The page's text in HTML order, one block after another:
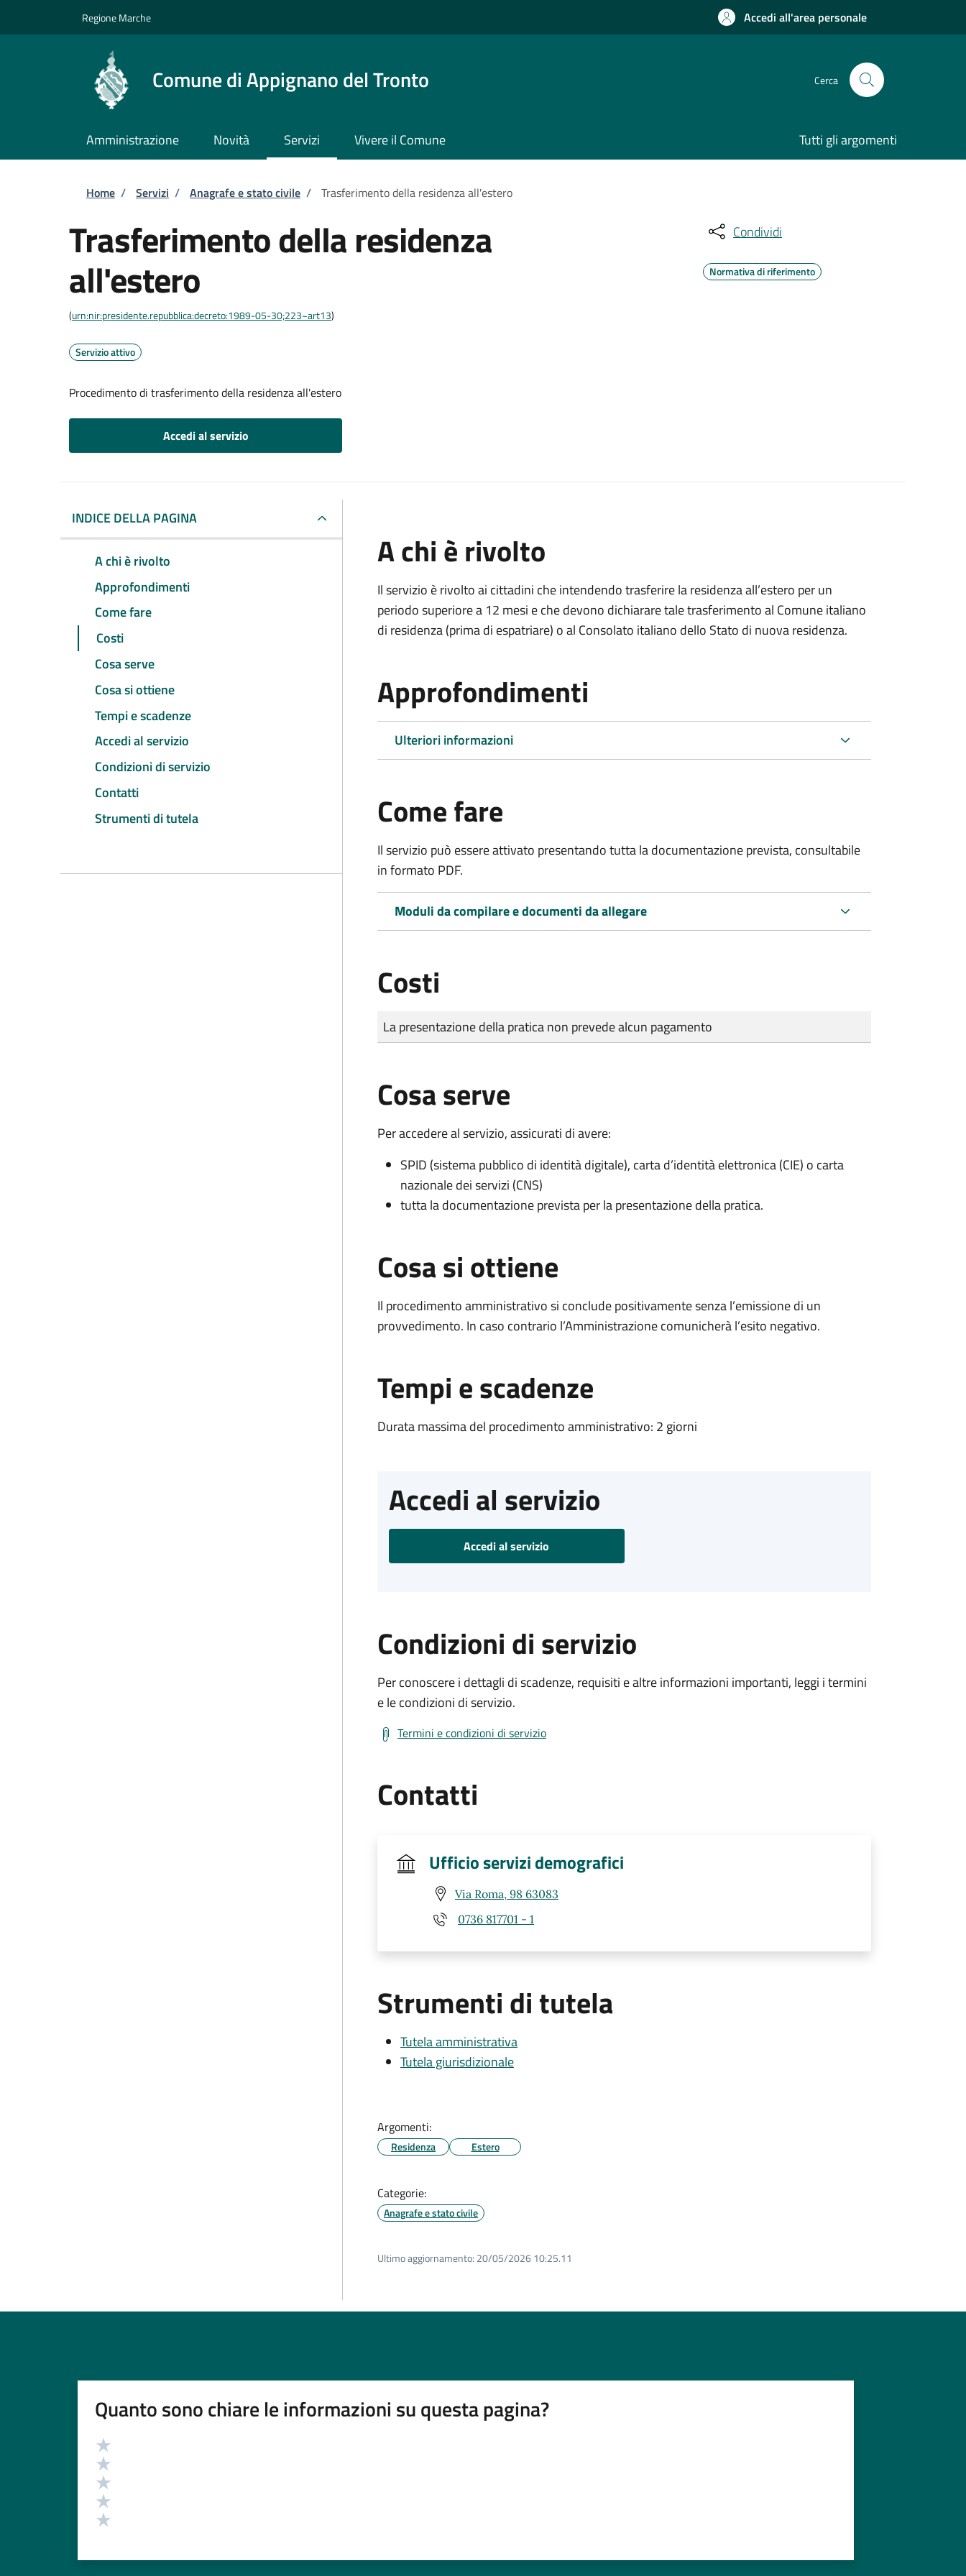
Regione Marche Accedi all'area personale
Comune di Appignano del Tronto Cerca
Amministrazione Novità Servizi Vivere il Comune Tutti gli argomenti
Briciole di pane
Home / Servizi / Anagrafe e stato civile / Trasferimento della residenza all'estero
Trasferimento della residenza
all'estero
(urn:nir:presidente.repubblica:decreto:1989-05-30;223~art13)
Servizio attivo
Procedimento di trasferimento della residenza all'estero
Accedi al servizio
Condividi
Normativa di riferimento
INDICE DELLA PAGINA
A chi è rivolto
Approfondimenti
Come fare
Costi
Cosa serve
Cosa si ottiene
Tempi e scadenze
Accedi al servizio
Condizioni di servizio
Contatti
Strumenti di tutela
A chi è rivolto
Il servizio è rivolto ai cittadini che intendendo trasferire la residenza all’estero per un
periodo superiore a 12 mesi e che devono dichiarare tale trasferimento al Comune italiano
di residenza (prima di espatriare) o al Consolato italiano dello Stato di nuova residenza.
Approfondimenti
Ulteriori informazioni
Come fare
Il servizio può essere attivato presentando tutta la documentazione prevista, consultabile
in formato PDF.
Moduli da compilare e documenti da allegare
Costi
Tipo di pagamento
Importo
La presentazione della pratica non prevede alcun pagamento
Cosa serve
Per accedere al servizio, assicurati di avere:
SPID (sistema pubblico di identità digitale), carta d’identità elettronica (CIE) o carta
nazionale dei servizi (CNS)
tutta la documentazione prevista per la presentazione della pratica.
Cosa si ottiene
Il procedimento amministrativo si conclude positivamente senza l’emissione di un
provvedimento. In caso contrario l’Amministrazione comunicherà l’esito negativo.
Tempi e scadenze
Durata massima del procedimento amministrativo: 2 giorni
Accedi al servizio
Accedi al servizio
Condizioni di servizio
Per conoscere i dettagli di scadenze, requisiti e altre informazioni importanti, leggi i termini
e le condizioni di servizio.
Termini e condizioni di servizio
Contatti
Ufficio servizi demografici
Via Roma, 98 63083
0736 817701 - 1
Strumenti di tutela
Tutela amministrativa
Tutela giurisdizionale
Argomenti:
Residenza Estero
Categorie:
Anagrafe e stato civile
Ultimo aggiornamento: 20/05/2026 10:25.11
Quanto sono chiare le informazioni su questa pagina?
Valutazione